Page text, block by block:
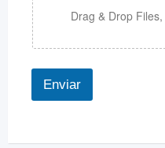
Drag & Drop Files,
Enviar